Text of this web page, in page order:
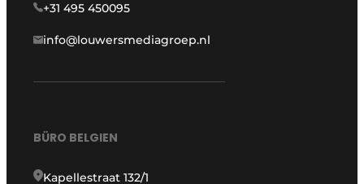
+31 495 450095
info@louwersmediagroep.nl
BÜRO BELGIEN
Kapellestraat 132/1